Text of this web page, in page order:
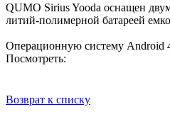
QUMO Sirius Yooda оснащен
литий-полимерной батареей
Операционную систему Android
Посмотреть:
Возврат к списку